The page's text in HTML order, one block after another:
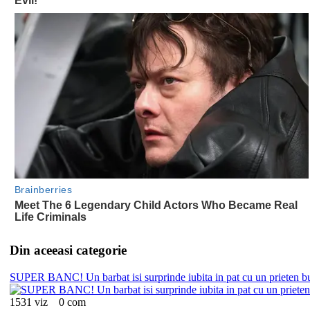
Din aceeasi categorie
SUPER BANC! Un barbat isi surprinde iubita in pat cu un prieten
1531 viz
0 com